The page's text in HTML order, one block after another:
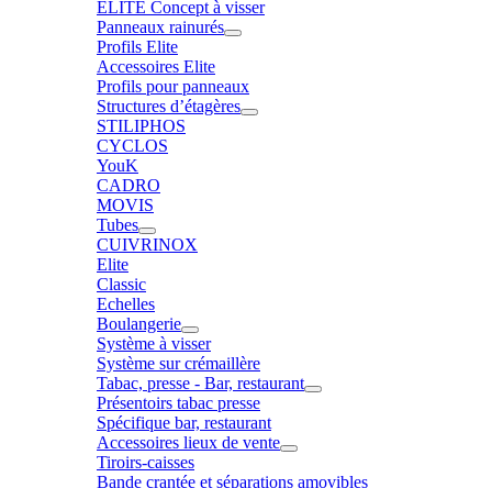
ELITE Concept à visser
Panneaux rainurés
Profils Elite
Accessoires Elite
Profils pour panneaux
Structures d’étagères
STILIPHOS
CYCLOS
YouK
CADRO
MOVIS
Tubes
CUIVRINOX
Elite
Classic
Echelles
Boulangerie
Système à visser
Système sur crémaillère
Tabac, presse - Bar, restaurant
Présentoirs tabac presse
Spécifique bar, restaurant
Accessoires lieux de vente
Tiroirs-caisses
Bande crantée et séparations amovibles